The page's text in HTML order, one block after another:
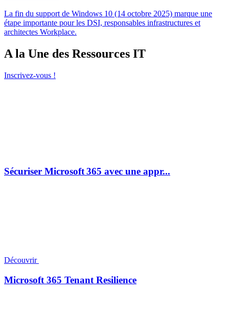
La fin du support de Windows 10 (14 octobre 2025) marque une
étape importante pour les DSI, responsables infrastructures et
architectes Workplace.
A la Une des Ressources IT
Inscrivez-vous !
Sécuriser Microsoft 365 avec une appr...
Découvrir
Microsoft 365 Tenant Resilience